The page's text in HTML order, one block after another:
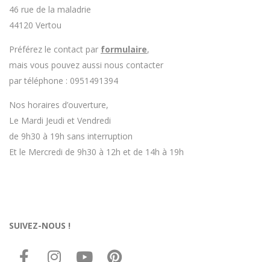
46 rue de la maladrie
44120 Vertou
Préférez le contact par formulaire,
mais vous pouvez aussi nous contacter
par téléphone : 0951491394
Nos horaires d’ouverture,
Le Mardi Jeudi et Vendredi
de 9h30 à 19h sans interruption
Et le Mercredi de 9h30 à 12h et de 14h à 19h
SUIVEZ-NOUS !